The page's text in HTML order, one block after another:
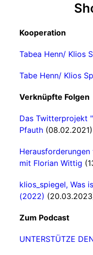
Kooperation
Tabea Henn/ Klios
Tabe Henn/ Klios
Verknüpfte Folgen
Das Twitterprojekt
Pfauth (08.02.2021)
mit Florian Wittig
klios_spiegel, Was
(2022)
Zum Podcast
UNTERSTÜTZE